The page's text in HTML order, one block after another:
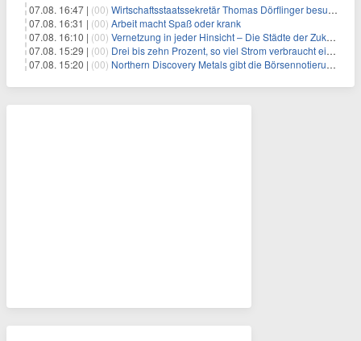
07.08. 16:47 | (00) Wirtschaftsstaatssekretär Thomas Dörflinger besucht Handwerksbetrieb im Kammerbezirk Freiburg
07.08. 16:31 | (00) Arbeit macht Spaß oder krank
07.08. 16:10 | (00) Vernetzung in jeder Hinsicht – Die Städte der Zukunft sind grün-blau
07.08. 15:29 | (00) Drei bis zehn Prozent, so viel Strom verbraucht ein Aufzug im Gebäude
07.08. 15:20 | (00) Northern Discovery Metals gibt die Börsennotierung an der Frankfurter Wertpapierbörse bekannt